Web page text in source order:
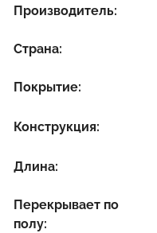
Производитель:
Страна:
Покрытие:
Конструкция:
Длина:
Перекрывает по
полу: